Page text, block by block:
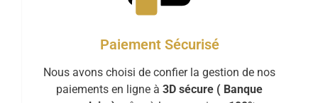
Paiement Sécurisé
Nous avons choisi de confier la gestion de nos
paiements en ligne à 3D sécure ( Banque